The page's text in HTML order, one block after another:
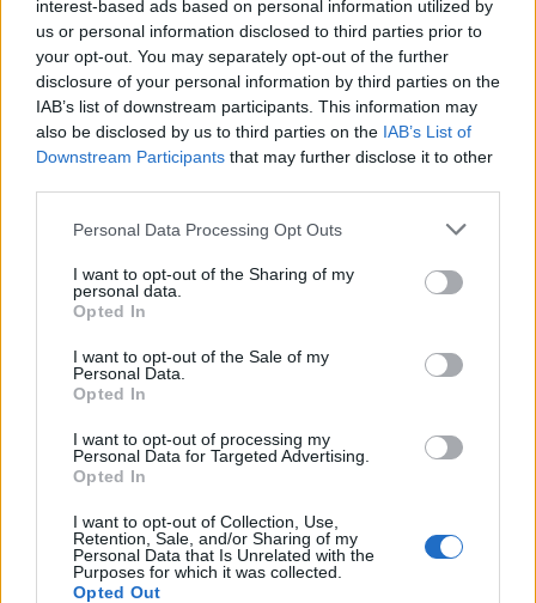
interest-based ads based on personal information utilized by
us or personal information disclosed to third parties prior to
your opt-out. You may separately opt-out of the further
disclosure of your personal information by third parties on the
IAB’s list of downstream participants. This information may
also be disclosed by us to third parties on the IAB’s List of
Downstream Participants that may further disclose it to other
Personal Data Processing Opt Outs
I want to opt-out of the Sharing of my
personal data.
Opted In
I want to opt-out of the Sale of my
Personal Data.
Opted In
I want to opt-out of processing my
Personal Data for Targeted Advertising.
Opted In
I want to opt-out of Collection, Use,
Retention, Sale, and/or Sharing of my
Personal Data that Is Unrelated with the
Purposes for which it was collected.
Opted Out
centri sociali equivale a «delegittimare» tutta
la magistratura.
dietrofront di Zingaretti
Csm